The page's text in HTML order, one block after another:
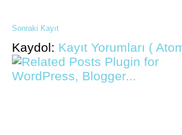
Sonraki Kayıt
Kaydol: Kayıt Yorumları (